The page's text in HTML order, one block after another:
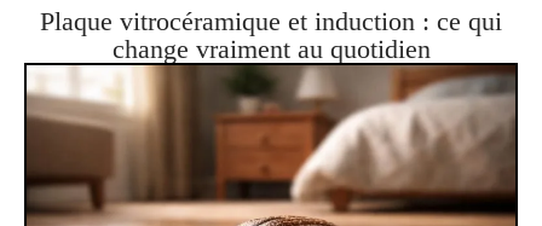
Plaque vitrocéramique et induction : ce qui
change vraiment au quotidien